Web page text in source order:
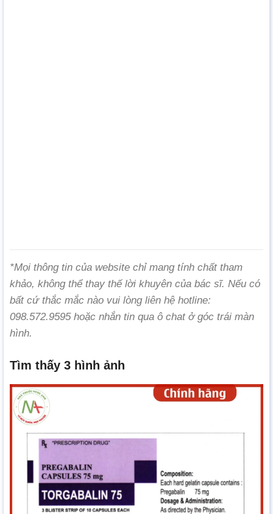
*Mọi thông tin của website chỉ mang tính chất tham
khảo, không thể thay thế lời khuyên của bác sĩ. Nếu có
bất cứ thắc mắc nào vui lòng liên hệ hotline:
098.572.9595 hoặc nhắn tin qua ô chat ở góc trái màn
hình.
Tìm thấy 3 hình ảnh